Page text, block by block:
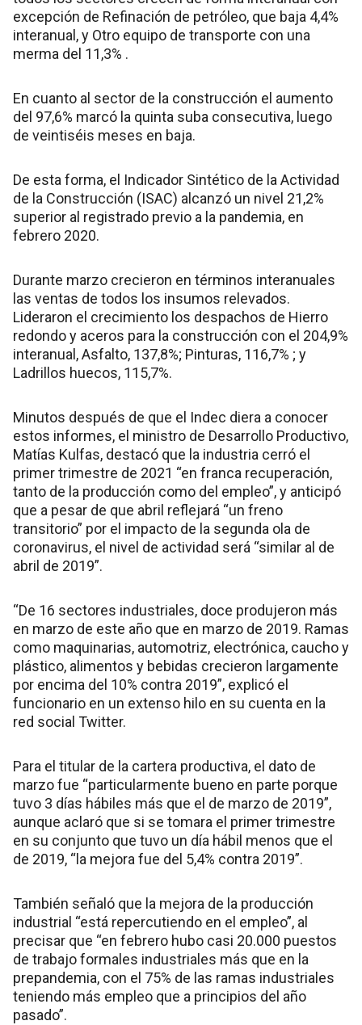
excepción de Refinación de petróleo, que baja 4,4%
interanual, y Otro equipo de transporte con una
merma del 11,3% .
En cuanto al sector de la construcción el aumento
del 97,6% marcó la quinta suba consecutiva, luego
de veintiséis meses en baja.
De esta forma, el Indicador Sintético de la Actividad
de la Construcción (ISAC) alcanzó un nivel 21,2%
superior al registrado previo a la pandemia, en
febrero 2020.
Durante marzo crecieron en términos interanuales
las ventas de todos los insumos relevados.
Lideraron el crecimiento los despachos de Hierro
redondo y aceros para la construcción con el 204,9%
interanual, Asfalto, 137,8%; Pinturas, 116,7% ; y
Ladrillos huecos, 115,7%.
Minutos después de que el Indec diera a conocer
estos informes, el ministro de Desarrollo Productivo,
Matías Kulfas, destacó que la industria cerró el
primer trimestre de 2021 “en franca recuperación,
tanto de la producción como del empleo”, y anticipó
que a pesar de que abril reflejará “un freno
transitorio” por el impacto de la segunda ola de
coronavirus, el nivel de actividad será “similar al de
abril de 2019”.
“De 16 sectores industriales, doce produjeron más
en marzo de este año que en marzo de 2019. Ramas
como maquinarias, automotriz, electrónica, caucho y
plástico, alimentos y bebidas crecieron largamente
por encima del 10% contra 2019”, explicó el
funcionario en un extenso hilo en su cuenta en la
red social Twitter.
Para el titular de la cartera productiva, el dato de
marzo fue “particularmente bueno en parte porque
tuvo 3 días hábiles más que el de marzo de 2019”,
aunque aclaró que si se tomara el primer trimestre
en su conjunto que tuvo un día hábil menos que el
de 2019, “la mejora fue del 5,4% contra 2019”.
También señaló que la mejora de la producción
industrial “está repercutiendo en el empleo”, al
precisar que “en febrero hubo casi 20.000 puestos
de trabajo formales industriales más que en la
prepandemia, con el 75% de las ramas industriales
teniendo más empleo que a principios del año
pasado”.